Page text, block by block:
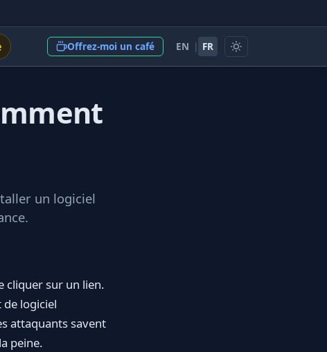
Offrez-moi un café EN | FR
un logiciel
cliquer sur un lien.
logiciel
attaquants savent
peine.